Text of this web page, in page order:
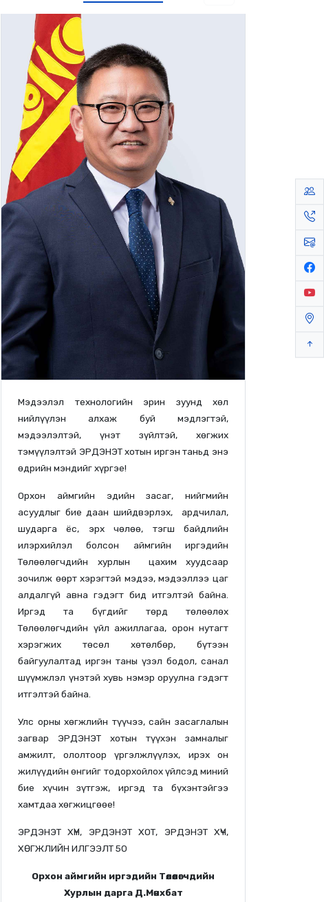
Мэдээлэл технологийн эрин зуунд хөл
нийлүүлэн алхаж буй мэдлэгтэй,
мэдээлэлтэй, үнэт зүйлтэй, хөгжих
тэмүүлэлтэй ЭРДЭНЭТ хотын иргэн таньд энэ
өдрийн мэндийг хүргэе!
Орхон аймгийн эдийн засаг, нийгмийн
асуудлыг бие даан шийдвэрлэх, ардчилал,
шударга ёс, эрх чөлөө, тэгш байдлийн
илэрхийлэл болсон аймгийн иргэдийн
Төлөөлөгчдийн хурлын цахим хуудсаар
зочилж өөрт хэрэгтэй мэдээ, мэдээллээ цаг
алдалгүй авна гэдэгт бид итгэлтэй байна.
Иргэд та бүгдийг төрд төлөөлөх
Төлөөлөгчдийн үйл ажиллагаа, орон нутагт
хэрэгжих төсөл хөтөлбөр, бүтээн
байгуулалтад иргэн таны үзэл бодол, санал
шүүмжлэл үнэтэй хувь нэмэр оруулна гэдэгт
итгэлтэй байна.
Улс орны хөгжлийн түүчээ, сайн засаглалын
загвар ЭРДЭНЭТ хотын түүхэн замналыг
амжилт, ололтоор үргэлжлүүлэх, ирэх он
жилүүдийн өнгийг тодорхойлох үйлсэд миний
бие хүчин зүтгэж, иргэд та бүхэнтэйгээ
хамтдаа хөгжицгөөе!
ЭРДЭНЭТ ХҮН, ЭРДЭНЭТ ХОТ, ЭРДЭНЭТ ХҮЧ,
ХӨГЖЛИЙН ИЛГЭЭЛТ 50
Орхон аймгийн иргэдийн Төлөөлөгчдийн
Хурлын дарга Д.Мөнхбат